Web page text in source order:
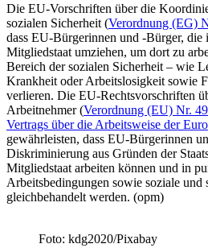
Die EU-Vorschriften über die
sozialen Sicherheit (Verordnung (EG)
dass EU-Bürgerinnen und -Bürger, die
Mitgliedstaat umziehen, um dort zu
Bereich der sozialen Sicherheit – wie
Krankheit oder Arbeitslosigkeit sowie
verlieren. Die EU-Rechtsvorschriften
Arbeitnehmer (Verordnung (EU) Nr.
Vertrags über die Arbeitsweise der
gewährleisten, dass EU-Bürgerinnen
Diskriminierung aus Gründen der
Mitgliedstaat arbeiten können und in
Arbeitsbedingungen sowie soziale und
gleichbehandelt werden. (opm)
Foto: kdg2020/Pixabay